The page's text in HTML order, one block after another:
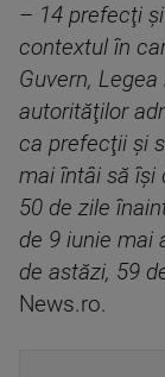
– 14 prefecţi
contextul în
Guvern,
autorităţilor
ca prefecţii şi
mai întâi să îşi
50 de zile
de 9 iunie mai
de astăzi, 59
News.ro.